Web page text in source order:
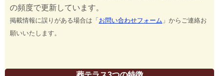
の頻度で更新しています。
掲載情報に誤りがある場合は「お問い合わせフォーム 」からご連絡お
願いいたします。